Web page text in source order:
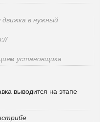
в нужный
установщика.
выводится на этапе